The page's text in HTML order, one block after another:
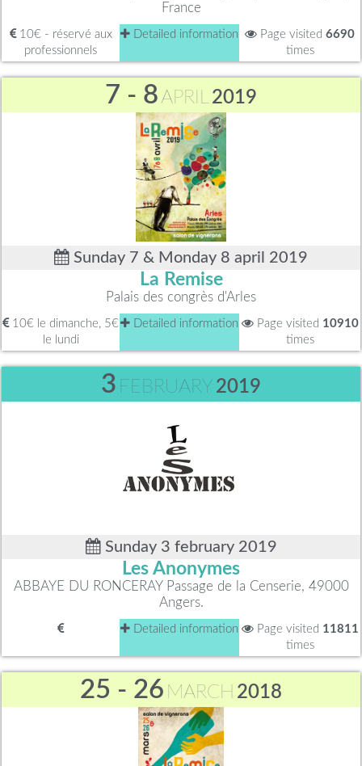
France
10€ - réservé aux
professionnels
Detailed information Page visited 6690
times
7 - 8APRIL2019
Sunday 7 & Monday 8 april 2019
La Remise
Palais des congrès d'Arles
10€ le dimanche, 5€
le lundi
Detailed information Page visited 10910
times
3 FEBRUARY 2019
Sunday 3 february 2019
Les Anonymes
ABBAYE DU RONCERAY Passage de la Censerie, 49000
Angers.
Detailed information Page visited 11811
times
25 - 26 MARCH 2018